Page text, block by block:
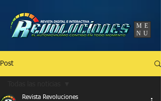
ME
NU
Post
Revista Revoluciones